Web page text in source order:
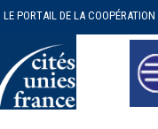
LE PORTAIL DE LA COOPÉRATION